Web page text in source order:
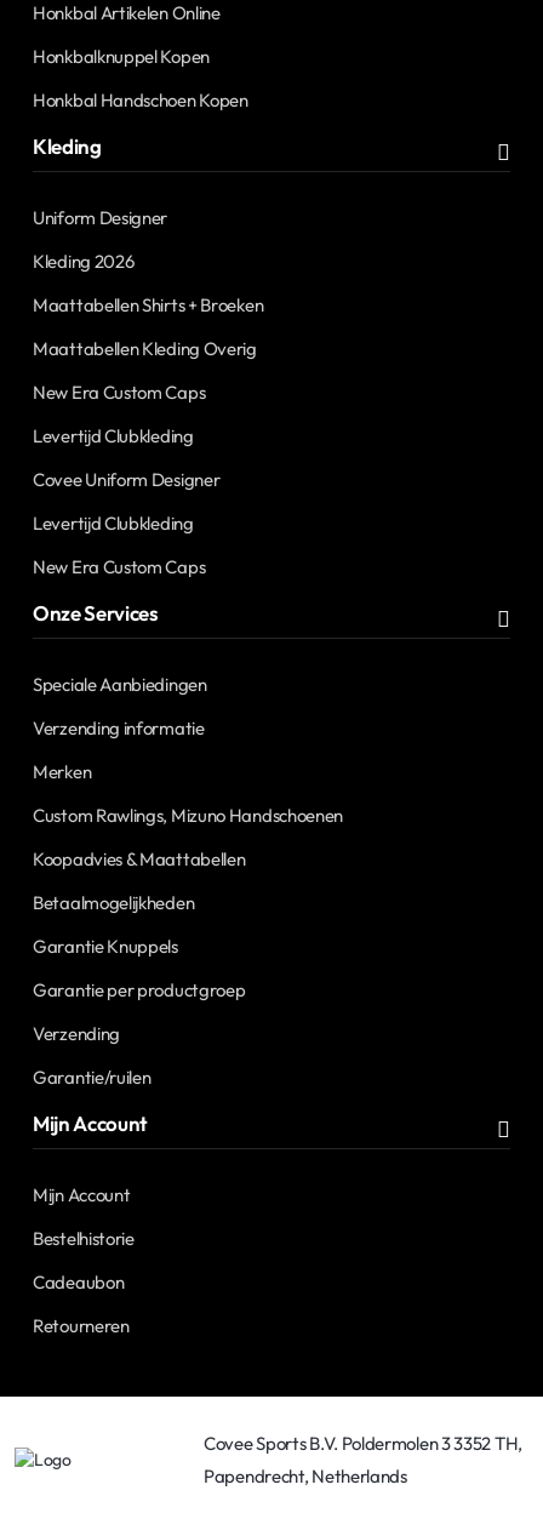
Honkbal Artikelen Online
Honkbalknuppel Kopen
Honkbal Handschoen Kopen
Kleding
Uniform Designer
Kleding 2026
Maattabellen Shirts + Broeken
Maattabellen Kleding Overig
New Era Custom Caps
Levertijd Clubkleding
Covee Uniform Designer
Levertijd Clubkleding
New Era Custom Caps
Onze Services
Speciale Aanbiedingen
Verzending informatie
Merken
Custom Rawlings, Mizuno Handschoenen
Koopadvies & Maattabellen
Betaalmogelijkheden
Garantie Knuppels
Garantie per productgroep
Verzending
Garantie/ruilen
Mijn Account
Mijn Account
Bestelhistorie
Cadeaubon
Retourneren
Covee Sports B.V. Poldermolen 3 3352 TH,
Papendrecht, Netherlands